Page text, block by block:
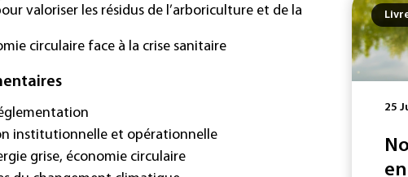
valoriser les résidus de l’arboriculture et de la
circulaire face à la crise sanitaire
institutionnelle et opérationnelle
grise, économie circulaire
25